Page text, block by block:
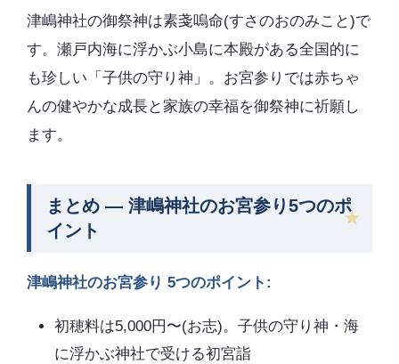
津嶋神社の御祭神は素戔嗚命(すさのおのみこと)で
す。瀬戸内海に浮かぶ小島に本殿がある全国的に
も珍しい「子供の守り神」。お宮参りでは赤ちゃ
んの健やかな成長と家族の幸福を御祭神に祈願し
ます。
まとめ — 津嶋神社のお宮参り5つのポ
イント
津嶋神社のお宮参り 5つのポイント:
初穂料は5,000円〜(お志)。子供の守り神・海
に浮かぶ神社で受ける初宮詣